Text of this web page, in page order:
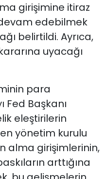
girişimine itiraz
edebilmek
belirtildi. Ayrıca,
uyacağı
para
Fed Başkanı
eleştirilerin
yönetim kurulu
alma girişimlerinin,
arttığına